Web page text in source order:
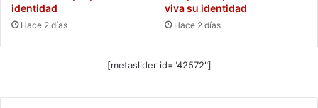
identidad
Hace 2 días
viva su identidad
Hace 2 días
[metaslider id="42572"]